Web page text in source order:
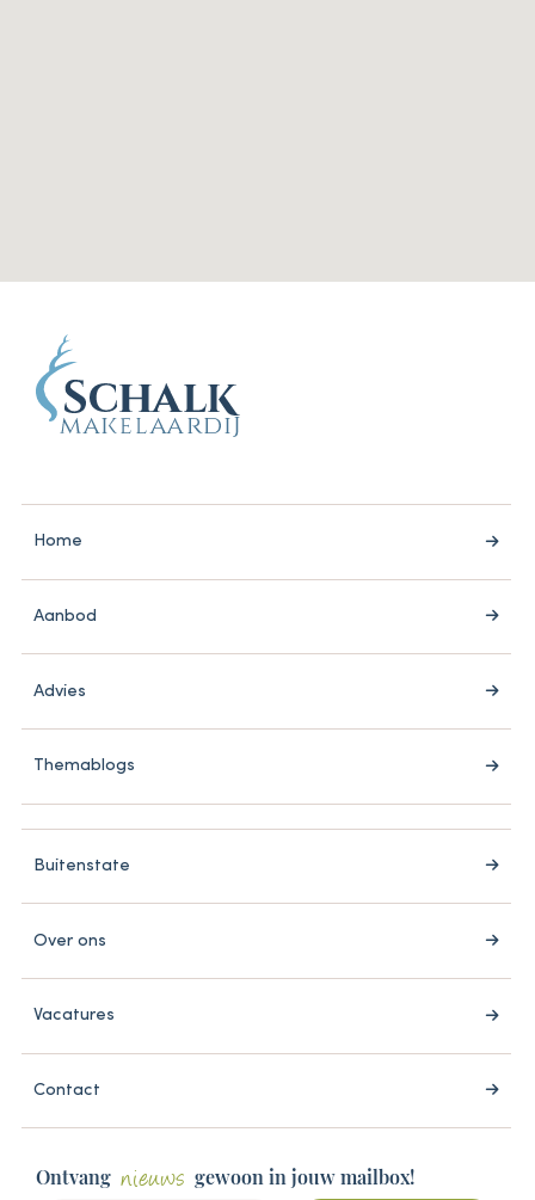
Home
Aanbod
Advies
Themablogs
Buitenstate
Over ons
Vacatures
Contact
Ontvang nieuws gewoon in jouw mailbox!